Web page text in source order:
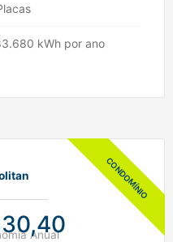
kWh por ano
Anual